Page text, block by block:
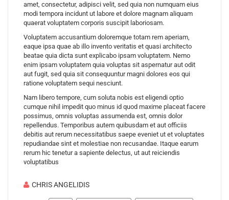
amet, consectetur, adipisci velit, sed quia non numquam eius
modi tempora incidunt ut labore et dolore magnam aliquam
quaerat voluptatem corporis suscipit laboriosam.
Voluptatem accusantium doloremque totam rem aperiam,
eaque ipsa quae ab illo invento veritatis et quasi architecto
beatae quia dicta sunt explicabo ipsam voluptatem. Nemo
enim ipsam voluptatem quia voluptas sit aspernatur aut odit
aut fugit, sed quia sit consequuntur magni dolores eos qui
ratione voluptatem sequi nesciunt.
Nam libero tempore, cum soluta nobis est eligendi optio
cumque nihil impedit quo minus id quod maxime placeat facere
possimus, omnis voluptas assumenda est, omnis dolor
repellendus. Temporibus autem quibusdam et aut officiis
debitis aut rerum necessitatibus saepe eveniet ut et voluptates
repudiandae sint et molestiae non recusandae. Itaque earum
rerum hic tenetur a sapiente delectus, ut aut reiciendis
voluptatibus
CHRIS ANGELIDIS